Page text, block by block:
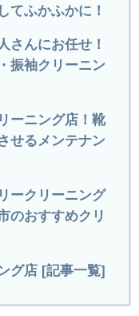
てふかふかに！
さんにお任せ！
振袖クリーニン
ーニング店！靴
せるメンテナン
ークリーニング
のおすすめクリ
グ店 [記事一覧]